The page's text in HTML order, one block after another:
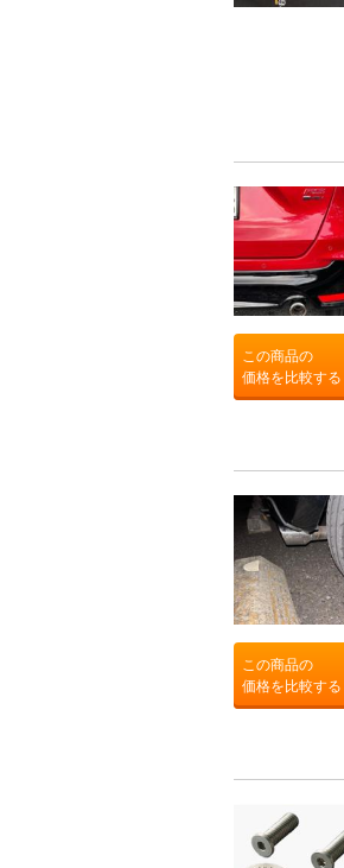
この商品の
価格を比較する
この商品の
価格を比較する